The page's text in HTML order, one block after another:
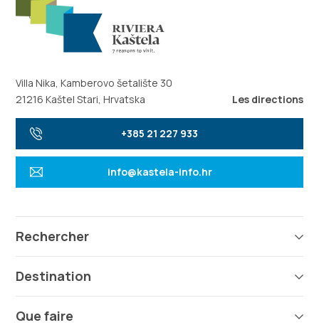
Villa Nika, Kamberovo šetalište 30
21216 Kaštel Stari, Hrvatska
Les directions
+385 21 227 933
info@kastela-info.hr
Rechercher
Destination
Que faire